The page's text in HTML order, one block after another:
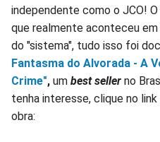
independente como o JCO!
que realmente aconteceu em
do "sistema", tudo isso foi
Fantasma do Alvorada - A
Crime", um best seller no
tenha interesse, clique no
obra: